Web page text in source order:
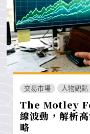
交易市場 人物觀點
The Motley
線波動，解析
略